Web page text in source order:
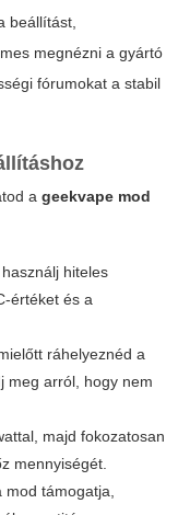
beállítást,
megnézni a gyártó
fórumokat a stabil
a geekvape mod
használj hiteles
értéket és a
ráhelyeznéd a
meg arról, hogy nem
majd fokozatosan
mennyiségét.
mod támogatja,